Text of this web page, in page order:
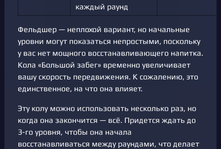
каждый раунд
Фельдшер — неплохой вариант, но начальные
уровни могут показаться непростыми, поскольку
у вас нет мощного восстанавливающего напитка.
Кола «Большой забег» временно увеличивает
вашу скорость передвижения. К сожалению, это
единственное, на что она влияет.
Эту колу можно использовать несколько раз, но
когда она закончится — всё. Придется ждать до
3-го уровня, чтобы она начала
восстанавливаться между раундами, что делает